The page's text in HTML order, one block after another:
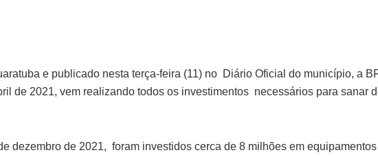
e publicado nesta terça-feira (11) no Diário Oficial do município, a
de 2021, vem realizando todos os investimentos necessários para sanar
dezembro de 2021, foram investidos cerca de 8 milhões em equipamentos